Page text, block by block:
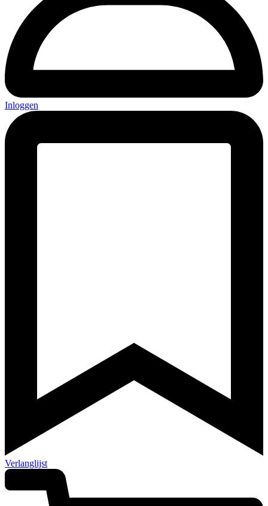
Inloggen
Verlanglijst